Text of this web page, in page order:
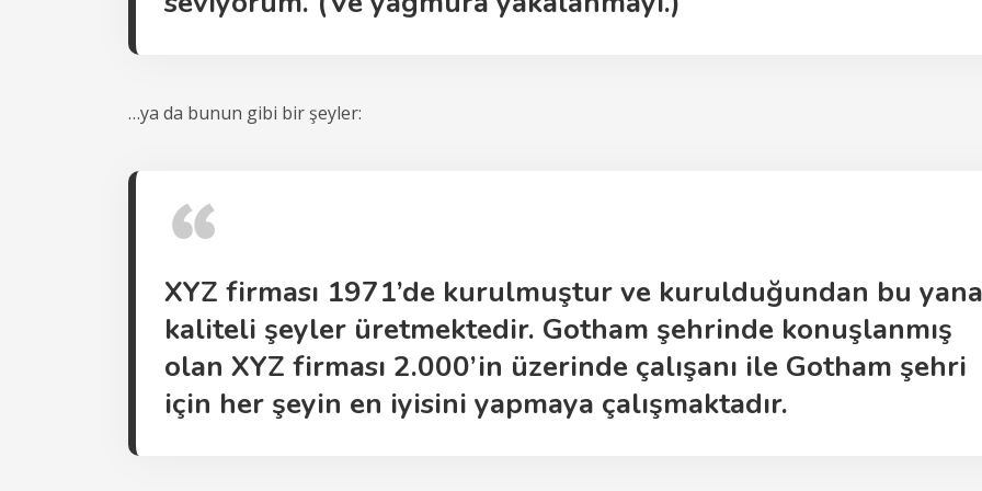
…ya da bunun gibi bir şeyler:
XYZ firması 1971’de kurulmuştur ve kurulduğundan bu yana
kaliteli şeyler üretmektedir. Gotham şehrinde konuşlanmış
olan XYZ firması 2.000’in üzerinde çalışanı ile Gotham şehri
için her şeyin en iyisini yapmaya çalışmaktadır.